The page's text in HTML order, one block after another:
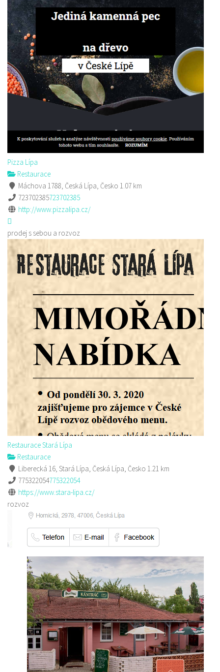
Pizza Lípa
Restaurace
Máchova 1788, Česká Lípa, Česko 1.07 km
723702385723702385
http://www.pizzalipa.cz/
prodej s sebou a rozvoz
Restaurace Stará Lípa
Restaurace
Liberecká 16, Stará Lípa, Česká Lípa, Česko 1.21 km
775322054775322054
https://www.stara-lipa.cz/
rozvoz